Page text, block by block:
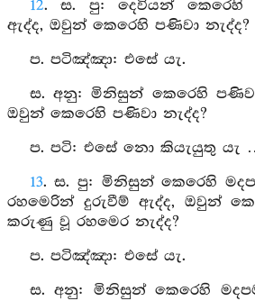
12. ස. පු: දෙවියන් කෙරෙහි
ඇද්ද, ඔවුන් කෙරෙහි පණිවා නැද්ද?
ප. පටිඤ්ඤා: එසේ යැ.
ස. අනු: මිනිසුන් කෙරෙහි
ඔවුන් කෙරෙහි පණිවා නැද්ද?
ප. පටි: එසේ නො කියැයුතු යැ
13. ස. පු: මිනිසුන් කෙරෙහි
රහමෙරින් දුරුවීම් ඇද්ද, ඔවුන්
කරුණු වූ රහමෙර නැද්ද?
ප. පටිඤ්ඤා: එසේ යැ.
ස. අනු: මිනිසුන් කෙරෙහි